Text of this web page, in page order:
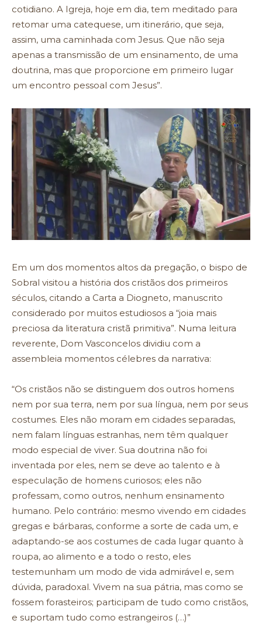
cotidiano. A Igreja, hoje em dia, tem meditado para
retomar uma catequese, um itinerário, que seja,
assim, uma caminhada com Jesus. Que não seja
apenas a transmissão de um ensinamento, de uma
doutrina, mas que proporcione em primeiro lugar
um encontro pessoal com Jesus”.
Em um dos momentos altos da pregação, o bispo de
Sobral visitou a história dos cristãos dos primeiros
séculos, citando a Carta a Diogneto, manuscrito
considerado por muitos estudiosos a “joia mais
preciosa da literatura cristã primitiva”. Numa leitura
reverente, Dom Vasconcelos dividiu com a
assembleia momentos célebres da narrativa:
“Os cristãos não se distinguem dos outros homens
nem por sua terra, nem por sua língua, nem por seus
costumes. Eles não moram em cidades separadas,
nem falam línguas estranhas, nem têm qualquer
modo especial de viver. Sua doutrina não foi
inventada por eles, nem se deve ao talento e à
especulação de homens curiosos; eles não
professam, como outros, nenhum ensinamento
humano. Pelo contrário: mesmo vivendo em cidades
gregas e bárbaras, conforme a sorte de cada um, e
adaptando-se aos costumes de cada lugar quanto à
roupa, ao alimento e a todo o resto, eles
testemunham um modo de vida admirável e, sem
dúvida, paradoxal. Vivem na sua pátria, mas como se
fossem forasteiros; participam de tudo como cristãos,
e suportam tudo como estrangeiros (…)”